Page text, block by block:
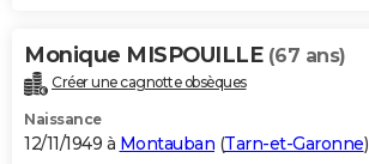
Monique MISPOUILLE (67 ans)
Créer une cagnotte obsèques
Naissance
12/11/1949 à Montauban (Tarn-et-Garonne)